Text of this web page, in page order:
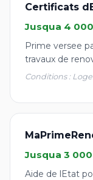
Certificats
Jusqua 4
Prime versee
travaux de
Conditions :
Jusqua 3
Aide de lEtat